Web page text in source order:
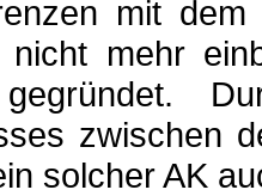
mit
mehr
zwischen
solcher AK